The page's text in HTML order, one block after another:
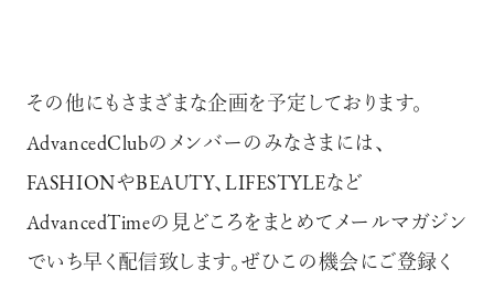
その他にもさまざまな企画を予定しております。
AdvancedClubのメンバーのみなさまには、
FASHIONやBEAUTY、LIFESTYLEなど
AdvancedTimeの見どころをまとめてメールマガジン
でいち早く配信致します。ぜひこの機会にご登録く